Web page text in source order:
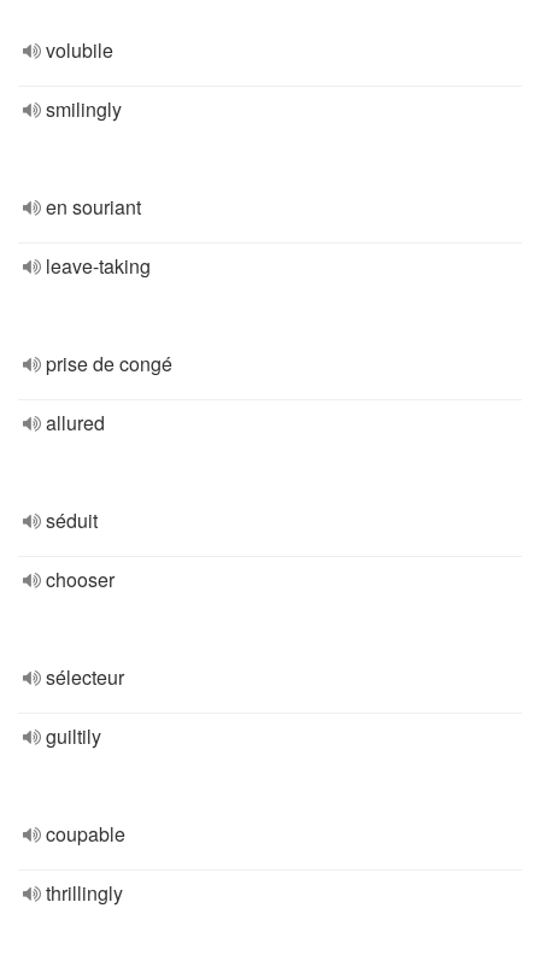
volubile
smilingly
en souriant
leave-taking
prise de congé
allured
séduit
chooser
sélecteur
guiltily
coupable
thrillingly